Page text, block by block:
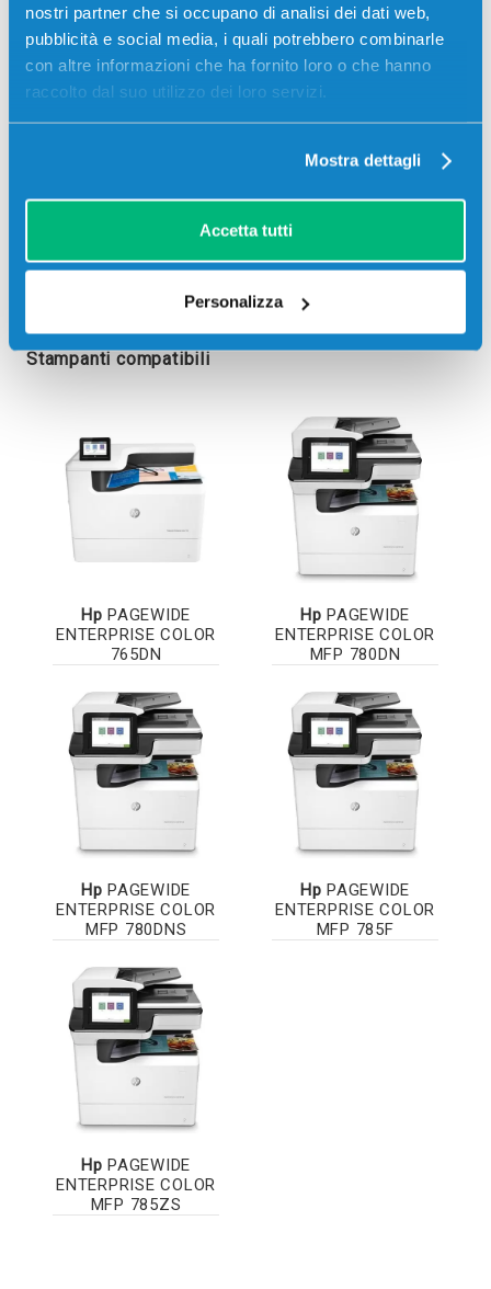
nostri partner che si occupano di analisi dei dati web,
pubblicità e social media, i quali potrebbero combinarle
con altre informazioni che ha fornito loro o che hanno
raccolto dal suo utilizzo dei loro servizi.
Mostra dettagli
Accetta tutti
Personalizza
Stampanti compatibili
Hp PAGEWIDE
ENTERPRISE COLOR
765DN
Hp PAGEWIDE
ENTERPRISE COLOR
MFP 780DN
Hp PAGEWIDE
ENTERPRISE COLOR
MFP 780DNS
Hp PAGEWIDE
ENTERPRISE COLOR
MFP 785F
Hp PAGEWIDE
ENTERPRISE COLOR
MFP 785ZS